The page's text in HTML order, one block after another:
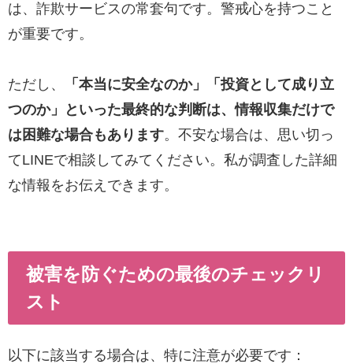
は、詐欺サービスの常套句です。警戒心を持つこと
が重要です。
ただし、
「本当に安全なのか」「投資として成り立
つのか」といった最終的な判断は、情報収集だけで
は困難な場合もあります。不安な場合は、思い切っ
てLINEで相談してみてください。私が調査した詳細
な情報をお伝えできます。
被害を防ぐための最後のチェックリ
スト
以下に該当する場合は、特に注意が必要です：